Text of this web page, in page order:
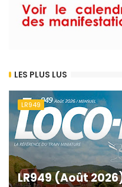
LES PLUS LUS
LR949
LR949 (Août